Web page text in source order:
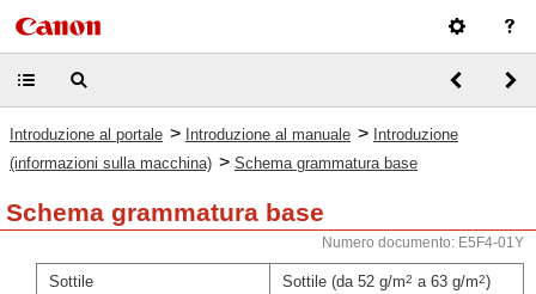
Introduzione al portale > Introduzione al manuale > Introduzione
(informazioni sulla macchina) > Schema grammatura base
Schema grammatura base
Numero documento: E5F4-01Y
Sottile Sottile (da 52 g/m2 a 63 g/m2)